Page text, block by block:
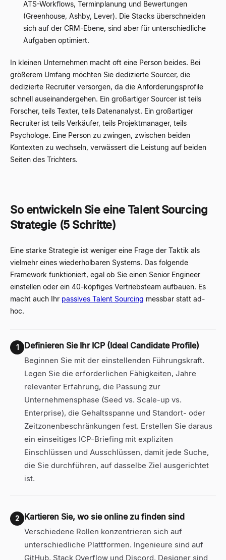
ATS-Workflows, Terminplanung und Bewertungen
(Greenhouse, Ashby, Lever). Die Stacks überschneiden
sich auf der CRM-Ebene, sind aber für unterschiedliche
Aufgaben optimiert.
In kleinen Unternehmen macht oft eine Person beides. Bei
größerem Umfang möchten Sie dedizierte Sourcer, die
dedizierte Recruiter versorgen, da die Anforderungsprofile
schnell auseinandergehen. Ein großartiger Sourcer ist teils
Forscher, teils Texter, teils Datenanalyst. Ein großartiger
Recruiter ist teils Verkäufer, teils Projektmanager, teils
Psychologe. Eine Person zu zwingen, zwischen beiden
Kontexten zu wechseln, verwässert die Leistung auf beiden
Seiten des Trichters.
So entwickeln Sie eine Talent Sourcing
Strategie (5 Schritte)
Eine starke Strategie ist weniger eine Frage der Taktik als
vielmehr eines wiederholbaren Systems. Das folgende
Framework funktioniert, egal ob Sie einen Senior Engineer
einstellen oder ein 40-köpfiges Vertriebsteam aufbauen. Es
macht auch Ihr passives Talent Sourcing messbar statt ad-
hoc.
1 Definieren Sie Ihr ICP (Ideal Candidate Profile)
Beginnen Sie mit der einstellenden Führungskraft.
Legen Sie die erforderlichen Fähigkeiten, Jahre
relevanter Erfahrung, die Passung zur
Unternehmensphase (Seed vs. Scale-up vs.
Enterprise), die Gehaltsspanne und Standort- oder
Zeitzonenbeschränkungen fest. Erstellen Sie daraus
ein einseitiges ICP-Briefing mit expliziten
Einschlüssen und Ausschlüssen, damit jede Suche,
die Sie durchführen, auf dasselbe Ziel ausgerichtet
ist.
2 Kartieren Sie, wo sie online zu finden sind
Verschiedene Rollen konzentrieren sich auf
unterschiedliche Plattformen. Ingenieure sind auf
GitHub, Stack Overflow und Discord. Designer sind